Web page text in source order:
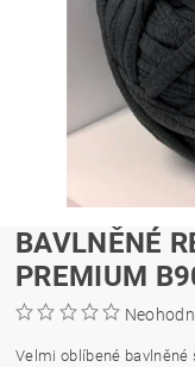
BAVLNĚNÉ
PREMIUM
Velmi oblíbené